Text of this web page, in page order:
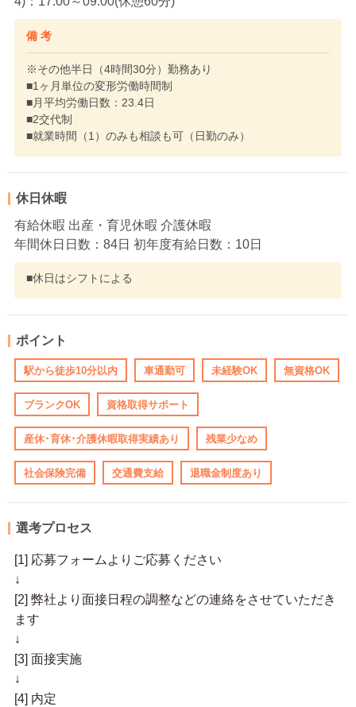
備 考
※その他半日（4時間30分）勤務あり
■1ヶ月単位の変形労働時間制
■月平均労働日数：23.4日
■2交代制
■就業時間（1）のみも相談も可（日勤のみ）
休日休暇
有給休暇 出産・育児休暇 介護休暇
年間休日日数：84日 初年度有給日数：10日
■休日はシフトによる
ポイント
駅から徒歩10分以内 車通勤可 未経験OK 無資格OK
ブランクOK 資格取得サポート
産休･育休･介護休暇取得実績あり 残業少なめ
社会保険完備 交通費支給 退職金制度あり
選考プロセス
[1] 応募フォームよりご応募ください
↓
[2] 弊社より面接日程の調整などの連絡をさせていただき
ます
↓
[3] 面接実施
↓
[4] 内定